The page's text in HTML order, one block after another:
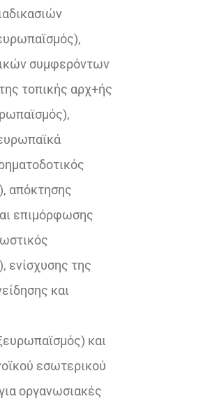
συμφερόντων
τοπικής αρχ+ής
απόκτησης
επιμόρφωσης
ενίσχυσης της
και
και
εσωτερικού
οργανωσιακές